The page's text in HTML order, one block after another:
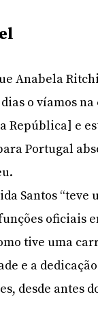
Anabela
o víamos
República] e
Portugal
Santos
oficiais
tive uma
e a
desde antes